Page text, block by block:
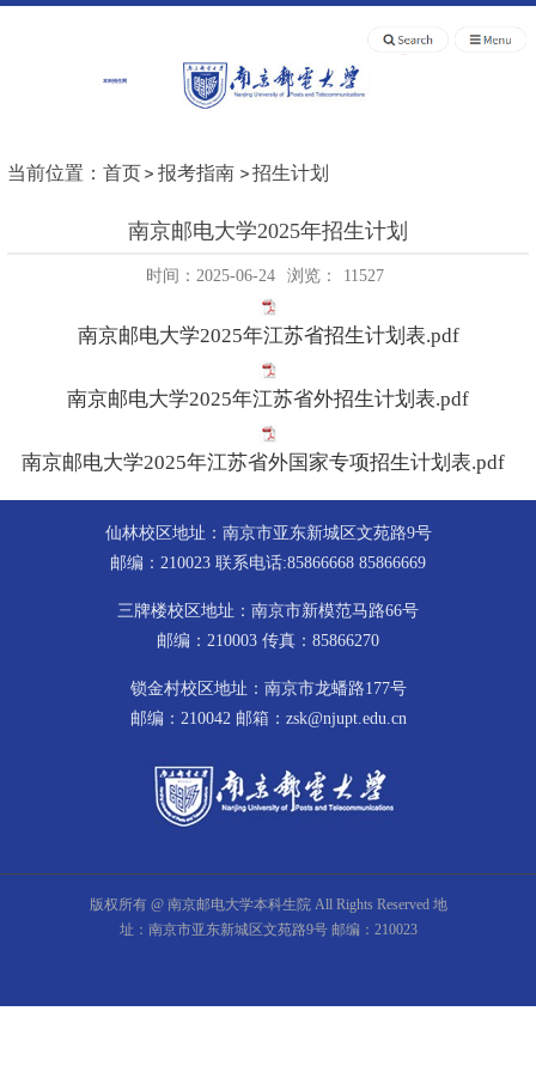
本科招生网
当前位置： 首页 报考指南 招生计划
南京邮电大学2025年招生计划
时间：2025-06-24 浏览： 11527
南京邮电大学2025年江苏省招生计划表.pdf
南京邮电大学2025年江苏省外招生计划表.pdf
南京邮电大学2025年江苏省外国家专项招生计划表.pdf
仙林校区地址：南京市亚东新城区文苑路9号
邮编：210023 联系电话:85866668 85866669
三牌楼校区地址：南京市新模范马路66号
邮编：210003 传真：85866270
锁金村校区地址：南京市龙蟠路177号
邮编：210042 邮箱：zsk@njupt.edu.cn
版权所有 @ 南京邮电大学本科生院 All Rights Reserved 地
址：南京市亚东新城区文苑路9号 邮编：210023